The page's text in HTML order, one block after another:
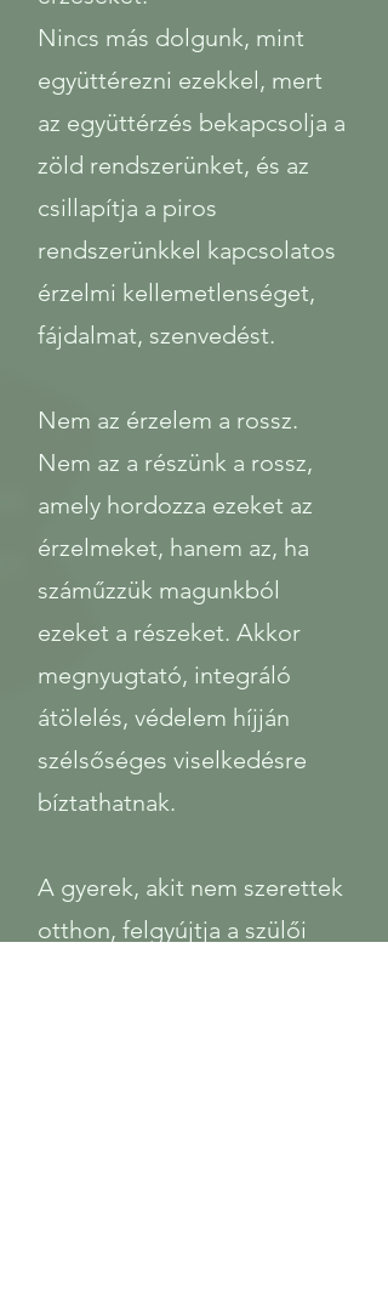
Nincs más dolgunk, mint
együttérezni ezekkel, mert
az együttérzés bekapcsolja a
zöld rendszerünket, és az
csillapítja a piros
rendszerünkkel kapcsolatos
érzelmi kellemetlenséget,
fájdalmat, szenvedést.
Nem az érzelem a rossz.
Nem az a részünk a rossz,
amely hordozza ezeket az
érzelmeket, hanem az, ha
száműzzük magunkból
ezeket a részeket. Akkor
megnyugtató, integráló
átölelés, védelem híjján
szélsőséges viselkedésre
bíztathatnak.
A gyerek, akit nem szerettek
otthon, felgyújtja a szülői